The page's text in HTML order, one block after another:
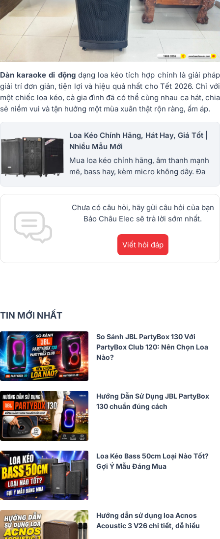
Dàn karaoke di độngdạng loa kéo tích hợp chính là giải pháp
giải trí đơn giản, tiện lợi và hiệu quả nhất cho Tết 2026. Chỉ với
một chiếc loa kéo, cả gia đình đã có thể cùng nhau ca hát, chia
sẻ niềm vui và tận hưởng một mùa xuân thật rộn ràng, ấm áp.
Loa Kéo Chính Hãng, Hát Hay, Giá Tốt |
Nhiều Mẫu Mới
Mua loa kéo chính hãng, âm thanh mạnh
mẽ, bass hay, kèm micro không dây. Đa
bảo hành uy tín. 1900.0255
Chưa có câu hỏi, hãy gửi câu hỏi của bạn
Bảo Châu Elec sẽ trả lời sớm nhất.
Viết hỏi đáp
TIN MỚI NHẤT
So Sánh JBL PartyBox 130 Với
PartyBox Club 120: Nên Chọn Loa
Nào?
Hướng Dẫn Sử Dụng JBL PartyBox
130 chuẩn đúng cách
Loa Kéo Bass 50cm Loại Nào Tốt?
Gợi Ý Mẫu Đáng Mua
Hướng dẫn sử dụng loa Acnos
Acoustic 3 V26 chi tiết, dễ hiểu